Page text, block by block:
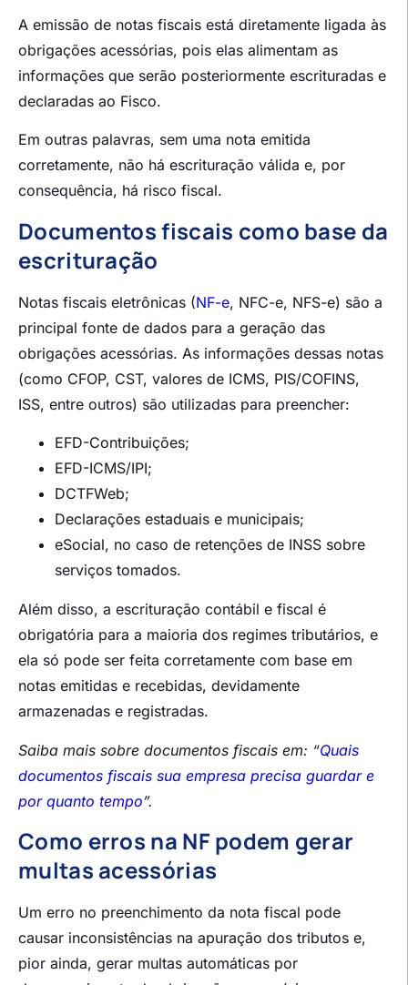
A emissão de notas fiscais está diretamente ligada às
obrigações acessórias, pois elas alimentam as
informações que serão posteriormente escrituradas e
declaradas ao Fisco.
Em outras palavras, sem uma nota emitida
corretamente, não há escrituração válida e, por
consequência, há risco fiscal.
Documentos fiscais como base da
escrituração
Notas fiscais eletrônicas (NF-e, NFC-e, NFS-e) são a
principal fonte de dados para a geração das
obrigações acessórias. As informações dessas notas
(como CFOP, CST, valores de ICMS, PIS/COFINS,
ISS, entre outros) são utilizadas para preencher:
EFD-Contribuições;
EFD-ICMS/IPI;
DCTFWeb;
Declarações estaduais e municipais;
eSocial, no caso de retenções de INSS sobre
serviços tomados.
Além disso, a escrituração contábil e fiscal é
obrigatória para a maioria dos regimes tributários, e
ela só pode ser feita corretamente com base em
notas emitidas e recebidas, devidamente
armazenadas e registradas.
Saiba mais sobre documentos fiscais em: “Quais
documentos fiscais sua empresa precisa guardar e
por quanto tempo”.
Como erros na NF podem gerar
multas acessórias
Um erro no preenchimento da nota fiscal pode
causar inconsistências na apuração dos tributos e,
pior ainda, gerar multas automáticas por